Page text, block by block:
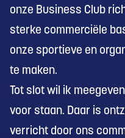
onze Business Club
sterke commerciële
onze sportieve en
te maken.
Tot slot wil ik
voor staan. Daar is
verricht door ons